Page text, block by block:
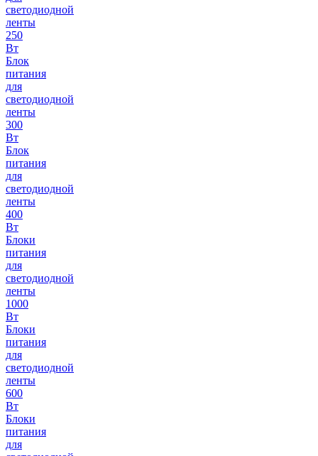
светодиодной
ленты
250
Вт
Блок
питания
для
светодиодной
ленты
300
Вт
Блок
питания
для
светодиодной
ленты
400
Вт
Блоки
питания
для
светодиодной
ленты
1000
Вт
Блоки
питания
для
светодиодной
ленты
600
Вт
Блоки
питания
для